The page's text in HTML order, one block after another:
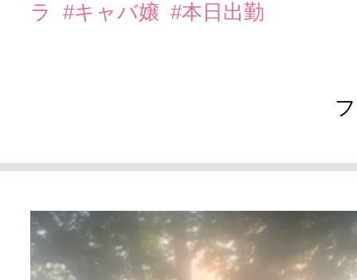
ラ
#キャバ嬢 #本日出勤